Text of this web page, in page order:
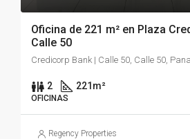
Oficina de 221 m² en Plaza
Calle 50
Credicorp Bank | Calle 50, Calle 50,
2 221m²
OFICINAS
Regency Properties